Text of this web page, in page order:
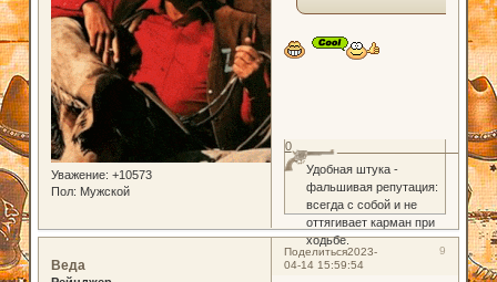
Уважение: +10573
Пол: Мужской
Удобная штука -
фальшивая репутация:
всегда с собой и не
оттягивает карман при
ходьбе.
0
Поделиться 9
2023-
04-14 15:59:54
Веда